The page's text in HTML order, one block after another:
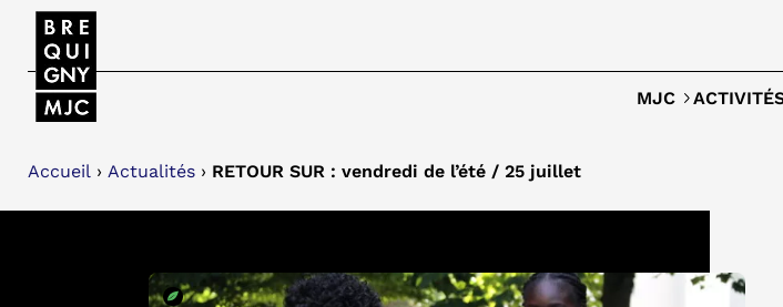
MJC
Accueil › Actualités › RETOUR SUR : vendredi de l’été / 25 juillet